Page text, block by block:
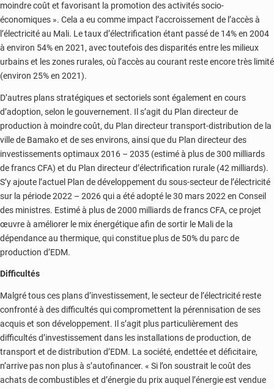
moindre coût et favorisant la promotion des activités socio-
économiques ». Cela a eu comme impact l’accroissement de l’accès à
l’électricité au Mali. Le taux d’électrification étant passé de 14% en 2004
à environ 54% en 2021, avec toutefois des disparités entre les milieux
urbains et les zones rurales, où l’accès au courant reste encore très limité
(environ 25% en 2021).
D’autres plans stratégiques et sectoriels sont également en cours
d’adoption, selon le gouvernement. Il s’agit du Plan directeur de
production à moindre coût, du Plan directeur transport-distribution de la
ville de Bamako et de ses environs, ainsi que du Plan directeur des
investissements optimaux 2016 – 2035 (estimé à plus de 300 milliards
de francs CFA) et du Plan directeur d’électrification rurale (42 milliards).
S’y ajoute l’actuel Plan de développement du sous-secteur de l’électricité
sur la période 2022 – 2026 qui a été adopté le 30 mars 2022 en Conseil
des ministres. Estimé à plus de 2000 milliards de francs CFA, ce projet
œuvre à améliorer le mix énergétique afin de sortir le Mali de la
dépendance au thermique, qui constitue plus de 50% du parc de
production d’EDM.
Difficultés
Malgré tous ces plans d’investissement, le secteur de l’électricité reste
confronté à des difficultés qui compromettent la pérennisation de ses
acquis et son développement. Il s’agit plus particulièrement des
difficultés d’investissement dans les installations de production, de
transport et de distribution d’EDM. La société, endettée et déficitaire,
n’arrive pas non plus à s’autofinancer. « Si l’on soustrait le coût des
achats de combustibles et d’énergie du prix auquel l’énergie est vendue